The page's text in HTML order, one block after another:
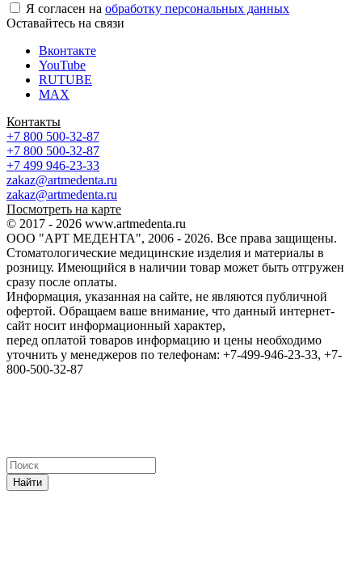
Я согласен на обработку персональных данных
Оставайтесь на связи
Вконтакте
YouTube
RUTUBE
MAX
Контакты
+7 800 500-32-87
+7 800 500-32-87
+7 499 946-23-33
zakaz@artmedenta.ru
zakaz@artmedenta.ru
Посмотреть на карте
© 2017 - 2026 www.artmedenta.ru
ООО "АРТ МЕДЕНТА", 2006 - 2026. Все права защищены.
Стоматологические медицинские изделия и материалы в
розницу. Имеющийся в наличии товар может быть отгружен
сразу после оплаты.
Информация, указанная на сайте, не являются публичной
офертой. Обращаем ваше внимание, что данный интернет-
сайт носит информационный характер,
перед оплатой товаров информацию и цены необходимо
уточнить у менеджеров по телефонам: +7-499-946-23-33, +7-
800-500-32-87
Найти